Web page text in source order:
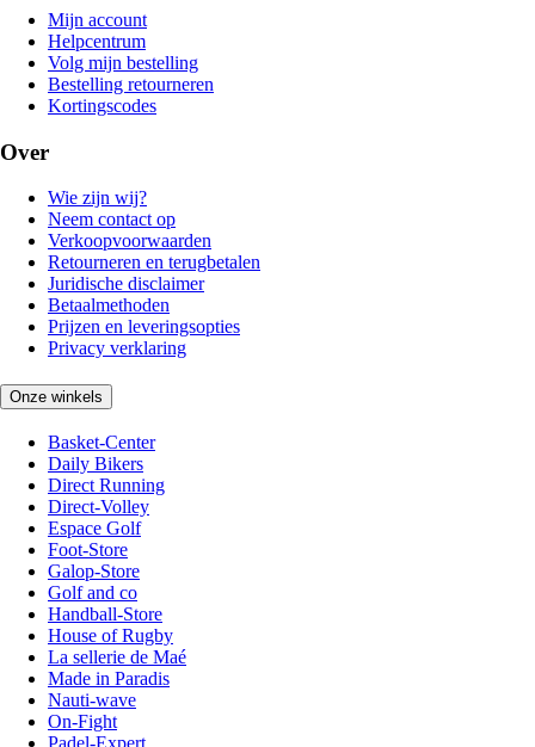
Mijn account
Helpcentrum
Volg mijn bestelling
Bestelling retourneren
Kortingscodes
Over
Wie zijn wij?
Neem contact op
Verkoopvoorwaarden
Retourneren en terugbetalen
Juridische disclaimer
Betaalmethoden
Prijzen en leveringsopties
Privacy verklaring
Onze winkels
Basket-Center
Daily Bikers
Direct Running
Direct-Volley
Espace Golf
Foot-Store
Galop-Store
Golf and co
Handball-Store
House of Rugby
La sellerie de Maé
Made in Paradis
Nauti-wave
On-Fight
Padel-Expert